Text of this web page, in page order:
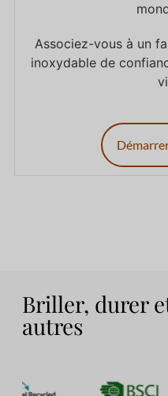
Associez-vous à un
inoxydable de
Briller, durer
autres